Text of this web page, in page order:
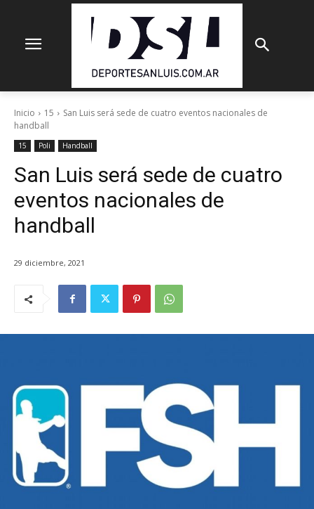
Inicio 15
San Luis será sede de cuatro eventos nacionales de
handball
15 Poli Handball
San Luis será sede de cuatro
eventos nacionales de
handball
29 diciembre, 2021